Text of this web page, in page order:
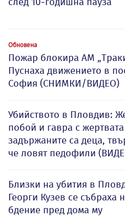
Обновена
Пожар блокира АМ
Пуснаха движението в
София (СНИМКИ/ВИДЕО)
Убийството в Пловдив:
побой и гавра с
задържаните са деца,
че ловят педофили
Близки на убития в
Георги Кузев се събраха
бдение пред дома му